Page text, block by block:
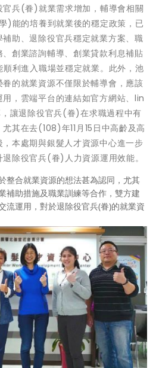
兵(眷)就業需求增加，輔導會相關
)能的培養到就業後的穩定政策，已
助、退除役官兵穩定就業方案、職
創業諮詢輔導、創業貸款利息補貼
利進入職場並穩定就業。此外，池
的就業資源不僅限於輔導會，應該
，雲端平台的連結如官方網站、lin
讓退除役官兵(眷)在求職過程中有
其在去(108)年11月15日中高齡及高
本處期與銀髮人才資源中心進一步
除役官兵(眷)人力資源運用效能。
整合就業資源的想法甚為認同，尤其
補助措施及職業訓練等合作，雙方建
流運用，對於退除役官兵(眷)的就業資